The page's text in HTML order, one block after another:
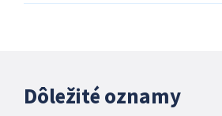
Dôležité oznamy